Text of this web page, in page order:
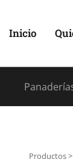
Inicio
Productos>